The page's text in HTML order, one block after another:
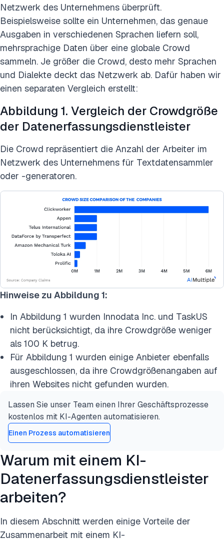
Netzwerk des Unternehmens überprüft.
Beispielsweise sollte ein Unternehmen, das genaue
Ausgaben in verschiedenen Sprachen liefern soll,
mehrsprachige Daten über eine globale Crowd
sammeln. Je größer die Crowd, desto mehr Sprachen
und Dialekte deckt das Netzwerk ab. Dafür haben wir
einen separaten Vergleich erstellt:
Abbildung 1. Vergleich der Crowdgröße
der Datenerfassungsdienstleister
Die Crowd repräsentiert die Anzahl der Arbeiter im
Netzwerk des Unternehmens für Textdatensammler
oder -generatoren.
Hinweise zu Abbildung 1:
In Abbildung 1 wurden Innodata Inc. und TaskUS
nicht berücksichtigt, da ihre Crowdgröße weniger
als 100 K betrug.
Für Abbildung 1 wurden einige Anbieter ebenfalls
ausgeschlossen, da ihre Crowdgrößenangaben auf
ihren Websites nicht gefunden wurden.
Lassen Sie unser Team einen Ihrer Geschäftsprozesse
kostenlos mit KI-Agenten automatisieren.
Einen Prozess automatisieren
Warum mit einem KI-
Datenerfassungsdienstleister
arbeiten?
In diesem Abschnitt werden einige Vorteile der
Zusammenarbeit mit einem KI-